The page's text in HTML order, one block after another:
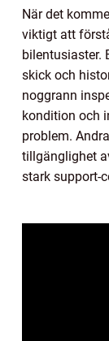
När det
viktigt att
bilentusiaster.
skick och
noggrann
kondition och
problem.
tillgänglighet
stark support-